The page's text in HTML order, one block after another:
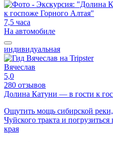
7,5 часа
На автомобиле
индивидуальная
Вячеслав
5,0
280 отзывов
Долина Катуни — в гости к
Ощутить мощь сибирской реки,
Чуйского тракта и
края